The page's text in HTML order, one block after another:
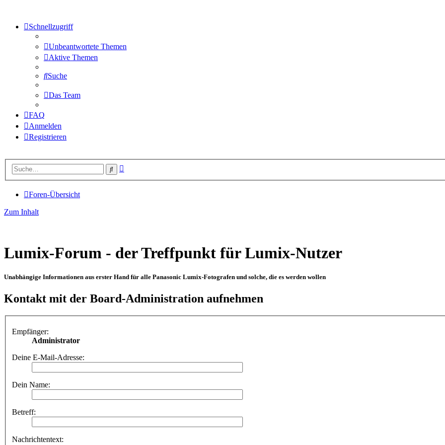
Schnellzugriff
Unbeantwortete Themen
Aktive Themen
Suche
Das Team
FAQ
Anmelden
Registrieren
Suche
Foren-Übersicht
Zum Inhalt
Lumix-Forum - der Treffpunkt für Lumix-Nutzer
Unabhängige Informationen aus erster Hand für alle Panasonic Lumix-Fotografen und solche, die es werden wollen
Kontakt mit der Board-Administration aufnehmen
Empfänger:
Administrator
Deine E-Mail-Adresse:
Dein Name:
Betreff:
Nachrichtentext: